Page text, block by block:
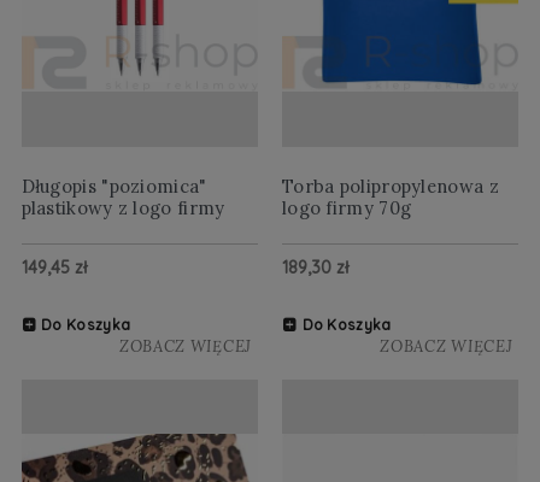
Długopis "poziomica"
plastikowy z logo firmy
149,45 zł
Do Koszyka
ZOBACZ WIĘCEJ
Torba polipropylenowa z
logo firmy 70g
189,30 zł
Do Koszyka
ZOBACZ WIĘCEJ